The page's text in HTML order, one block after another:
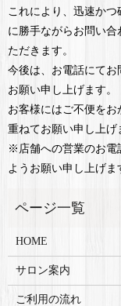
これにより、迅速か
に勝手ながらお問い
ただきます。
今後は、お電話にてお
お願い申し上げます。
お客様にはご不便をお
重ねてお願い申し上げ
※店舗への営業のお電
ようお願い申し上げま
HOME
サロン案内
ご利用の流れ